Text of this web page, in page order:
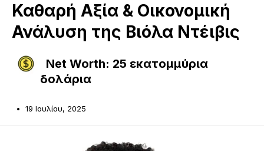
Καθαρή Αξία & Οικονομική
Ανάλυση της Βιόλα Ντέιβις
Net Worth: 25 εκατομμύρια
δολάρια
19 Ιουλίου, 2025